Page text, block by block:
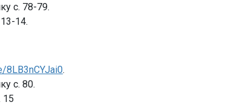
с. 78-79.
14.
8LB3nCYJai0.
с. 80.
15